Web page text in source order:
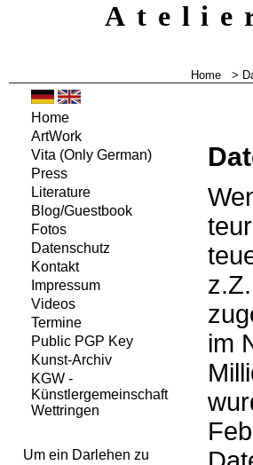
Home >
im
Home
ArtWork
Vita (Only German)
Press
Literature
Blog/Guestbook
Fotos
Datenschutz
Kontakt
Impressum
Videos
Termine
Public PGP Key
Kunst-Archiv
KGW -
Künstlergemeinschaft
Wettringen
Um ein Darlehen zu